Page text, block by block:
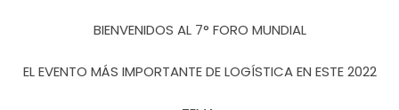
BIENVENIDOS AL 7° FORO MUNDIAL
EL EVENTO MÁS IMPORTANTE DE LOGÍSTICA EN ESTE 2022